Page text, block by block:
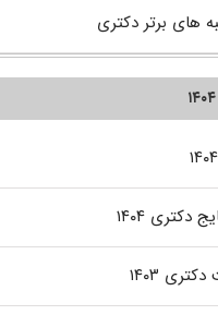
های برتر دکتری
دکتری ۱۴۰۴
۱۴۰۳